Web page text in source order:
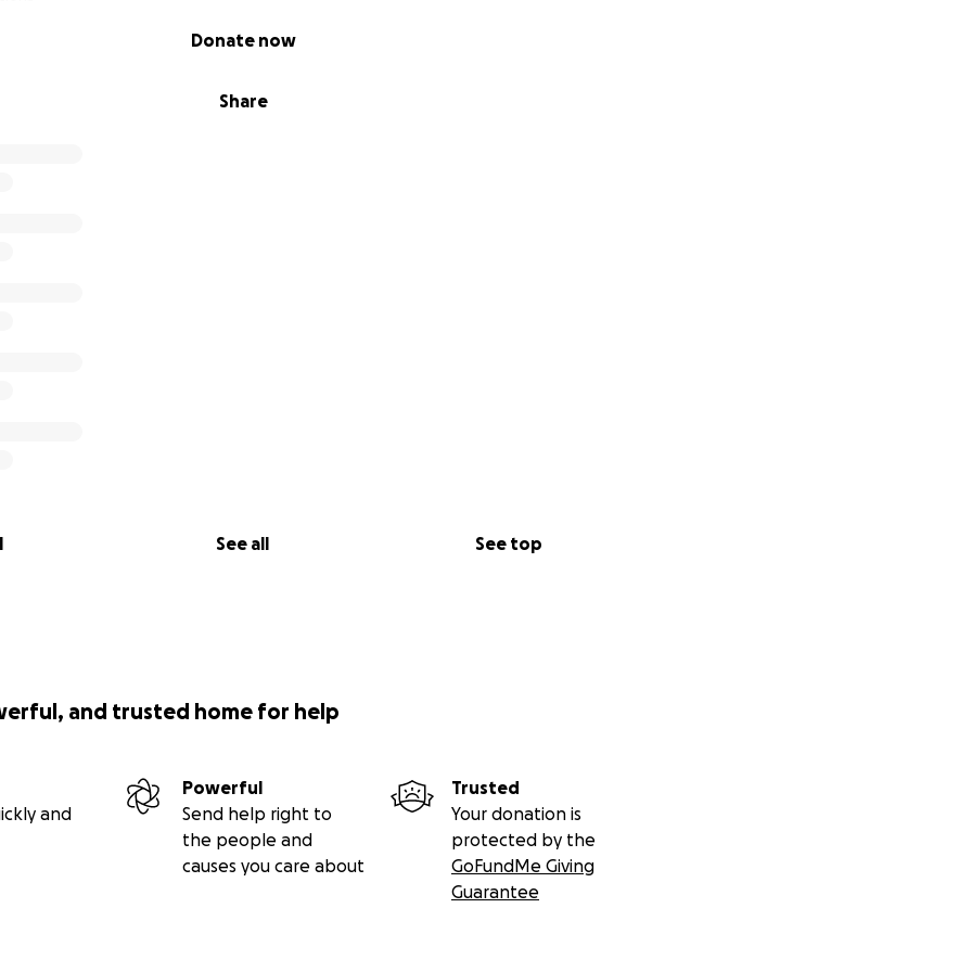
Share
Donate now
See all See top
and trusted home for help
and
Powerful
Send help right to
the people and
causes you care about
Trusted
Your donation is
protected by the
GoFundMe Giving
Guarantee